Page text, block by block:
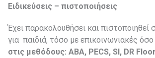
Ειδικεύσεις – πιστοποιήσεις
Έχει παρακολουθήσει και
για παιδιά, τόσο με επικοινωνιακές
στις μεθόδους: ABA, PECS, SI, DR